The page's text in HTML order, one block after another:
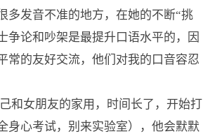
多发音不准的地方，在她的不断“挑
争论和吵架是最提升口语水平的，因
常的友好交流，他们对我的口音容忍
女朋友的家用，时间长了，开始打
身心考试，别来实验室），他会默默